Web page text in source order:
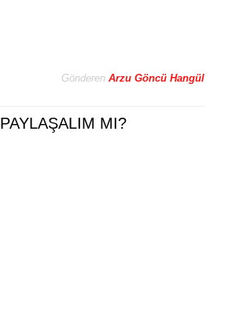
Gönderen Arzu Göncü Hangül
PAYLAŞALIM MI?